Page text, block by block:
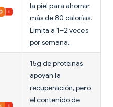
la piel para ahorrar
más de 80 calorías.
Limita a 1–2 veces
por semana.
15g de proteínas
apoyan la
recuperación, pero
el contenido de